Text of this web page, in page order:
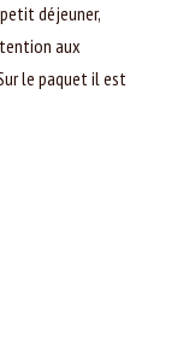
déjeuner,
aux
le paquet il est